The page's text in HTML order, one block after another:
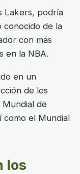
Lakers, podría
conocido de la
con más
en la NBA.
en un
de los
Mundial de
como el Mundial
los